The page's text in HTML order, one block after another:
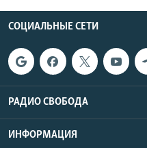
СОЦИАЛЬНЫЕ СЕТИ
РАДИО СВОБОДА
ИНФОРМАЦИЯ